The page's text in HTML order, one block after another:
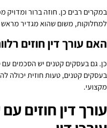
במקרים רבים כן. חוזה ברור
למחלוקות, משום שהוא מגדיר מראש
האם עורך דין חוזים
כן. גם בעסקים קטנים יש הסכמים
בעסקים קטנים, טעות חוזית יכולה
מקצועי.
עורך דין חוזים